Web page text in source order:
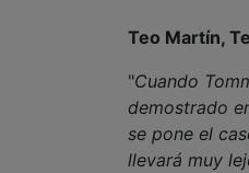
Teo Martín,
"Cuando
demostrado
se pone el
llevará muy